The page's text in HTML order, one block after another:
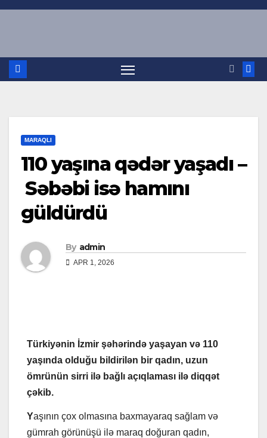
Skip
MARAQLI
110 yaşına qədər yaşadı –
Səbəbi isə hamını
güldürdü
By admin
APR 1, 2026
Türkiyənin İzmir şəhərində yaşayan və 110
yaşında olduğu bildirilən bir qadın, uzun
ömrünün sirri ilə bağlı açıqlaması ilə diqqət
çəkib.
Yaşının çox olmasına baxmayaraq sağlam və
gümrah görünüşü ilə maraq doğuran qadın,